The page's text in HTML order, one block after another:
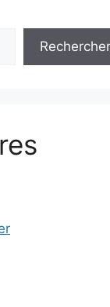
Rechercher